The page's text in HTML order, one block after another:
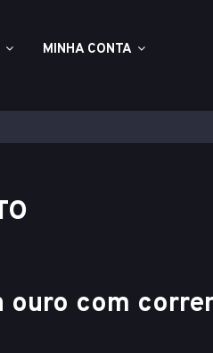
MINHA CONTA
ouro com